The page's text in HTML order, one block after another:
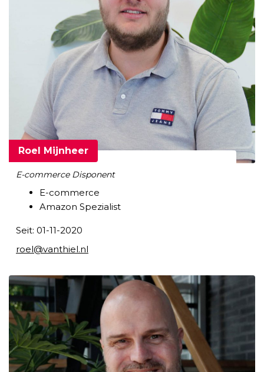
Roel Mijnheer
E-commerce Disponent
E-commerce
Amazon Spezialist
Seit: 01-11-2020
roel@vanthiel.nl